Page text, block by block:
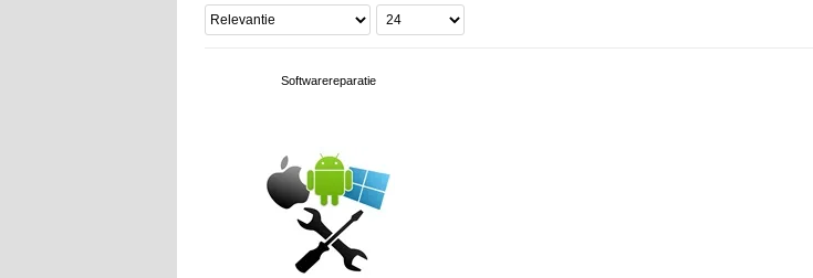
Softwarereparatie